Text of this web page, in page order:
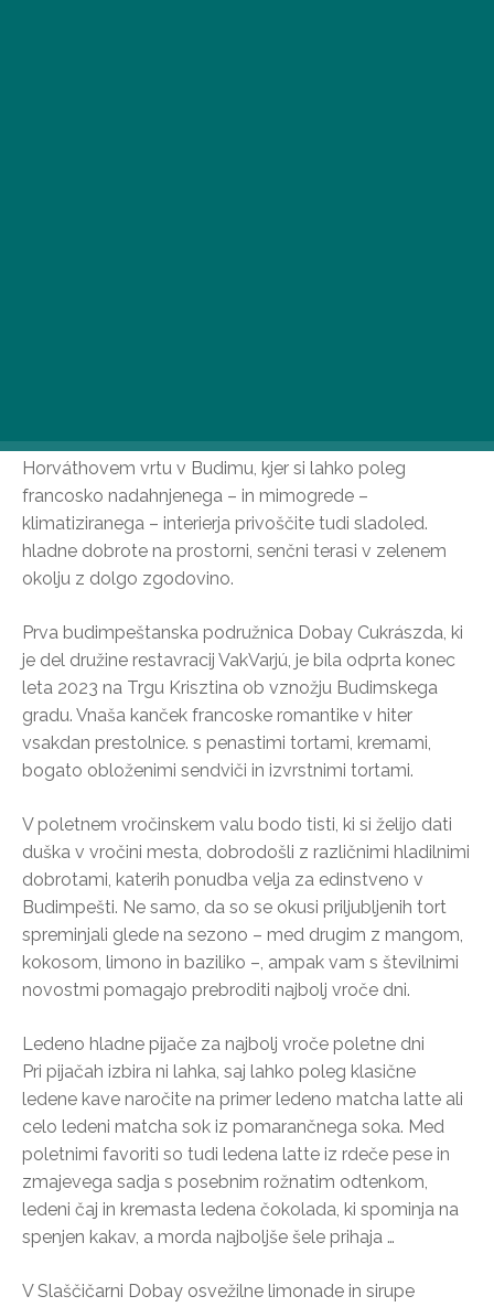
premami v slaščičarno Dobay, ki se nahaja v
Horváthovem vrtu v Budimu, kjer si lahko poleg
francosko nadahnjenega – in mimogrede –
klimatiziranega – interierja privoščite tudi sladoled.
hladne dobrote na prostorni, senčni terasi v zelenem
okolju z dolgo zgodovino.
Prva budimpeštanska podružnica Dobay Cukrászda, ki
je del družine restavracij VakVarjú, je bila odprta konec
leta 2023 na Trgu Krisztina ob vznožju Budimskega
gradu. Vnaša kanček francoske romantike v hiter
vsakdan prestolnice. s penastimi tortami, kremami,
bogato obloženimi sendviči in izvrstnimi tortami.
V poletnem vročinskem valu bodo tisti, ki si želijo dati
duška v vročini mesta, dobrodošli z različnimi hladilnimi
dobrotami, katerih ponudba velja za edinstveno v
Budimpešti. Ne samo, da so se okusi priljubljenih tort
spreminjali glede na sezono – med drugim z mangom,
kokosom, limono in baziliko –, ampak vam s številnimi
novostmi pomagajo prebroditi najbolj vroče dni.
Ledeno hladne pijače za najbolj vroče poletne dni
Pri pijačah izbira ni lahka, saj lahko poleg klasične
ledene kave naročite na primer ledeno matcha latte ali
celo ledeni matcha sok iz pomarančnega soka. Med
poletnimi favoriti so tudi ledena latte iz rdeče pese in
zmajevega sadja s posebnim rožnatim odtenkom,
ledeni čaj in kremasta ledena čokolada, ki spominja na
spenjen kakav, a morda najboljše šele prihaja …
V Slaščičarni Dobay osvežilne limonade in sirupe